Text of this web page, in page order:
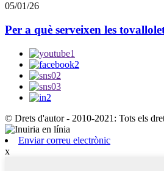
05/01/26
Per a què serveixen les
© Drets d'autor - 2010-2021: Tots els
Enviar correu electrònic
x